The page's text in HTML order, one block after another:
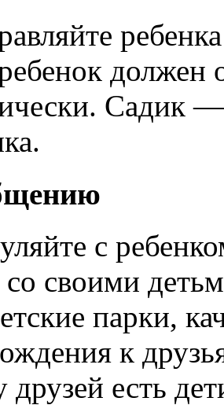
должен
Садик —
с
своими
парки,
к
друзей есть